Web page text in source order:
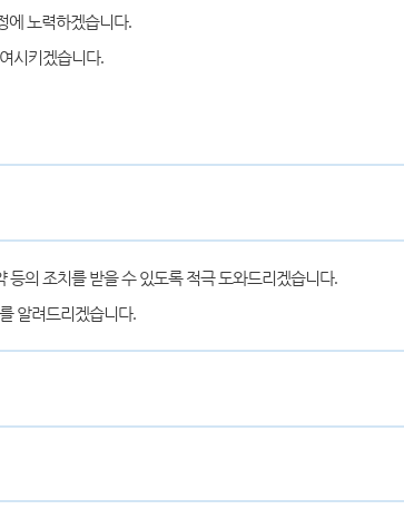
에 노력하겠습니다.
시키겠습니다.
의 조치를 받을 수 있도록 적극 도와드리겠습니다.
알려드리겠습니다.